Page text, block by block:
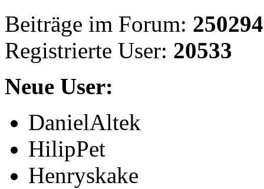
Beiträge im Forum: 250294
Registrierte User: 20533
Neue User:
DanielAltek
HilipPet
Henryskake